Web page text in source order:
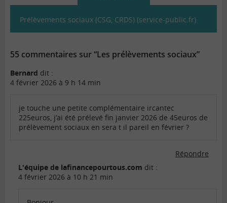
Prélèvements sociaux (CSG, CRDS) (service-public.fr)
55 commentaires sur “Les prélèvements sociaux”
Bernard dit :
4 février 2026 à 9 h 14 min
je touche une petite complémentaire ircantec
225euros, j’ai été prélevé fin janvier 2026 de 45euros de
prélèvement sociaux en sera t il pareil en février ?
Répondre
L'équipe de lafinancepourtous.com dit :
4 février 2026 à 10 h 21 min